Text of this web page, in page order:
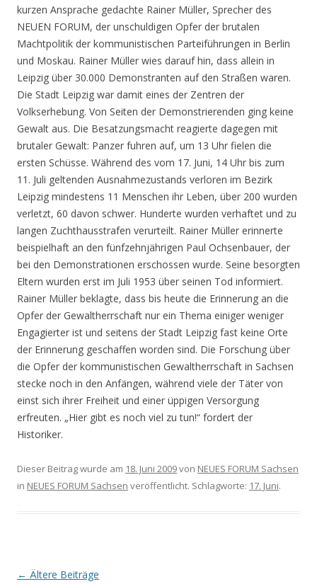
kurzen Ansprache gedachte Rainer Müller, Sprecher des
NEUEN FORUM, der unschuldigen Opfer der brutalen
Machtpolitik der kommunistischen Parteiführungen in Berlin
und Moskau. Rainer Müller wies darauf hin, dass allein in
Leipzig über 30.000 Demonstranten auf den Straßen waren.
Die Stadt Leipzig war damit eines der Zentren der
Volkserhebung. Von Seiten der Demonstrierenden ging keine
Gewalt aus. Die Besatzungsmacht reagierte dagegen mit
brutaler Gewalt: Panzer fuhren auf, um 13 Uhr fielen die
ersten Schüsse. Während des vom 17. Juni, 14 Uhr bis zum
11. Juli geltenden Ausnahmezustands verloren im Bezirk
Leipzig mindestens 11 Menschen ihr Leben, über 200 wurden
verletzt, 60 davon schwer. Hunderte wurden verhaftet und zu
langen Zuchthausstrafen verurteilt. Rainer Müller erinnerte
beispielhaft an den fünfzehnjährigen Paul Ochsenbauer, der
bei den Demonstrationen erschossen wurde. Seine besorgten
Eltern wurden erst im Juli 1953 über seinen Tod informiert.
Rainer Müller beklagte, dass bis heute die Erinnerung an die
Opfer der Gewaltherrschaft nur ein Thema einiger weniger
Engagierter ist und seitens der Stadt Leipzig fast keine Orte
der Erinnerung geschaffen worden sind. Die Forschung über
die Opfer der kommunistischen Gewaltherrschaft in Sachsen
stecke noch in den Anfängen, während viele der Täter von
einst sich ihrer Freiheit und einer üppigen Versorgung
erfreuten. „Hier gibt es noch viel zu tun!“ fordert der
Historiker.
Dieser Beitrag wurde am 18. Juni 2009von NEUES FORUM Sachsen
in NEUES FORUM Sachsen veröffentlicht. Schlagworte: 17. Juni.
Beitrags-
← Ältere Beiträge